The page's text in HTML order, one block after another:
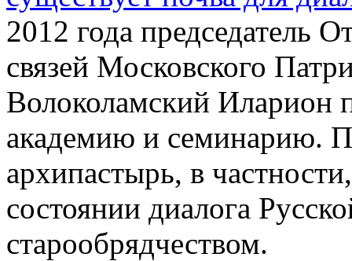
2012 года председатель
связей Московского
Волоколамский Иларион
академию и семинарию.
архипастырь, в
состоянии диалога
старообрядчеством.